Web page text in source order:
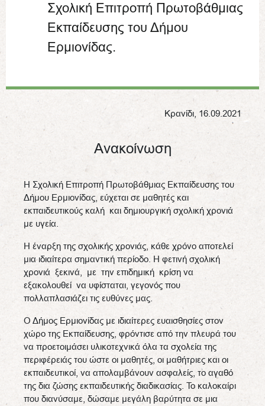
Σχολική Επιτροπή Πρωτοβάθμιας
Εκπαίδευσης του Δήμου
Ερμιονίδας.
Κρανίδι, 16.09.2021
Ανακοίνωση
Η Σχολική Επιτροπή Πρωτοβάθμιας Εκπαίδευσης του
Δήμου Ερμιονίδας, εύχεται σε μαθητές και
εκπαιδευτικούς καλή και δημιουργική σχολική χρονιά
με υγεία.
Η έναρξη της σχολικής χρονιάς, κάθε χρόνο αποτελεί
μια ιδιαίτερα σημαντική περίοδο. Η φετινή σχολική
χρονιά ξεκινά, με την επιδημική κρίση να
εξακολουθεί να υφίσταται, γεγονός που
πολλαπλασιάζει τις ευθύνες μας.
Ο Δήμος Ερμιονίδας με ιδιαίτερες ευαισθησίες στον
χώρο της Εκπαίδευσης, φρόντισε από την πλευρά του
να προετοιμάσει υλικοτεχνικά όλα τα σχολεία της
περιφέρειάς του ώστε οι μαθητές, οι μαθήτριες και οι
εκπαιδευτικοί, να απολαμβάνουν ασφαλείς, το αγαθό
της δια ζώσης εκπαιδευτικής διαδικασίας. Το καλοκαίρι
που διανύσαμε, δώσαμε μεγάλη βαρύτητα σε μια